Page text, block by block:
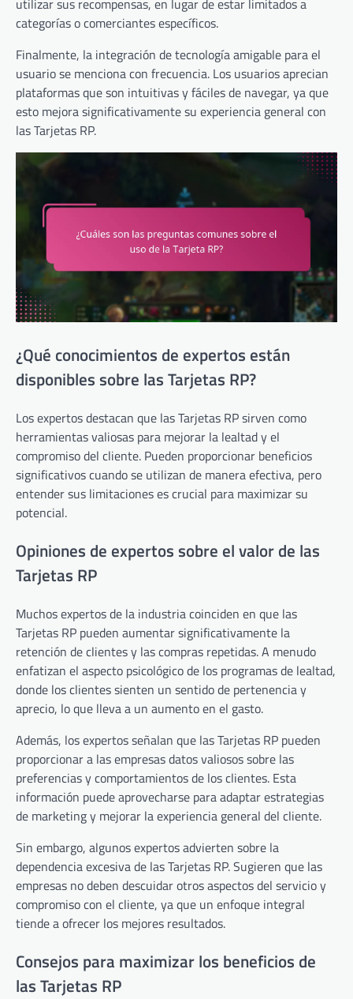
utilizar sus recompensas, en lugar de estar limitados a
categorías o comerciantes específicos.
Finalmente, la integración de tecnología amigable para el
usuario se menciona con frecuencia. Los usuarios aprecian
plataformas que son intuitivas y fáciles de navegar, ya que
esto mejora significativamente su experiencia general con
las Tarjetas RP.
¿Qué conocimientos de expertos están
disponibles sobre las Tarjetas RP?
Los expertos destacan que las Tarjetas RP sirven como
herramientas valiosas para mejorar la lealtad y el
compromiso del cliente. Pueden proporcionar beneficios
significativos cuando se utilizan de manera efectiva, pero
entender sus limitaciones es crucial para maximizar su
potencial.
Opiniones de expertos sobre el valor de las
Tarjetas RP
Muchos expertos de la industria coinciden en que las
Tarjetas RP pueden aumentar significativamente la
retención de clientes y las compras repetidas. A menudo
enfatizan el aspecto psicológico de los programas de lealtad,
donde los clientes sienten un sentido de pertenencia y
aprecio, lo que lleva a un aumento en el gasto.
Además, los expertos señalan que las Tarjetas RP pueden
proporcionar a las empresas datos valiosos sobre las
preferencias y comportamientos de los clientes. Esta
información puede aprovecharse para adaptar estrategias
de marketing y mejorar la experiencia general del cliente.
Sin embargo, algunos expertos advierten sobre la
dependencia excesiva de las Tarjetas RP. Sugieren que las
empresas no deben descuidar otros aspectos del servicio y
compromiso con el cliente, ya que un enfoque integral
tiende a ofrecer los mejores resultados.
Consejos para maximizar los beneficios de
las Tarjetas RP